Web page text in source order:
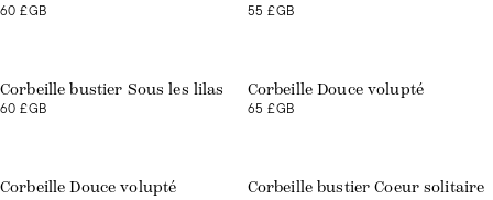
60 £GB 55 £GB
Corbeille bustier Sous les lilas
60 £GB
Corbeille Douce volupté
65 £GB
Corbeille Douce volupté Corbeille bustier Coeur solitaire